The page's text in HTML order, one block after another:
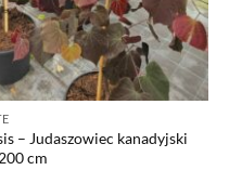
– Judaszowiec kanadyjski
cm